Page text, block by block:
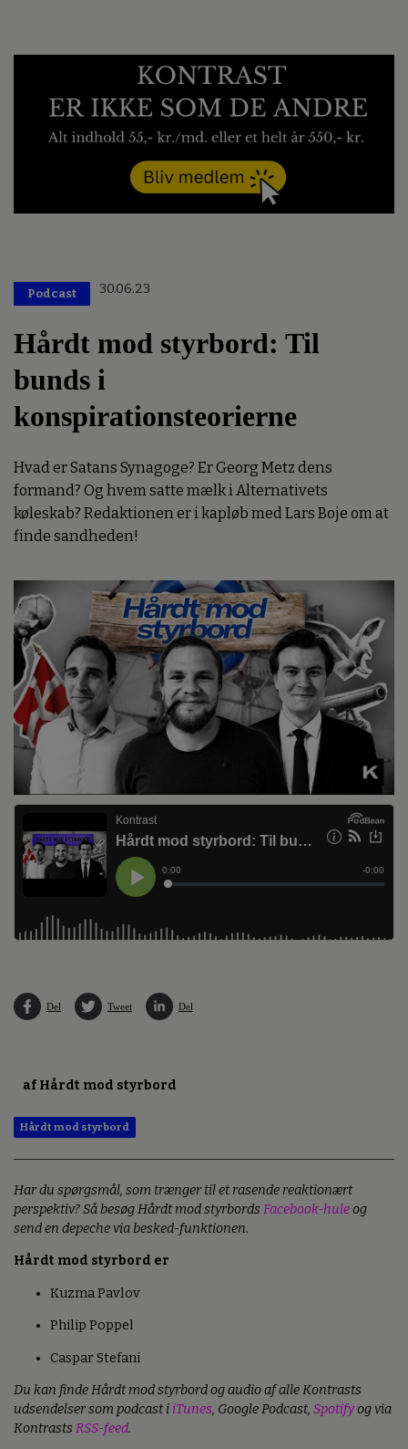
Podcast 30.06.23
Hårdt mod styrbord: Til
bunds i
konspirationsteorierne
Hvad er Satans Synagoge? Er Georg Metz dens
formand? Og hvem satte mælk i Alternativets
køleskab? Redaktionen er i kapløb med Lars Boje om at
finde sandheden!
Del Tweet Del
af Hårdt mod styrbord
Hårdt mod styrbord
Har du spørgsmål, som trænger til et rasende reaktionært
perspektiv? Så besøg Hårdt mod styrbordsFacebook-huleog
send en depeche via besked-funktionen.
Hårdt mod styrbord er
Kuzma Pavlov
Philip Poppel
Caspar Stefani
Du kan finde Hårdt mod styrbord og audio af alle Kontrasts
udsendelser som podcast i iTunes, Google Podcast, Spotifyog via
KontrastsRSS-feed.